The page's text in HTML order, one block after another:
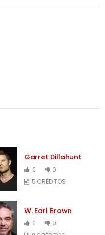
Garret Dillahunt
0
0
5 CRÉDITOS
W. Earl Brown
0
0